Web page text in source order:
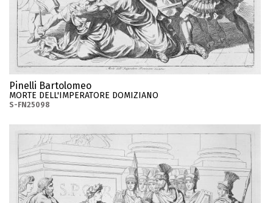
Pinelli Bartolomeo
MORTE DELL'IMPERATORE DOMIZIANO
S-FN25098